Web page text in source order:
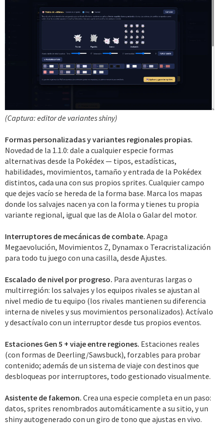
(Captura: editor de variantes shiny)
Formas personalizadas y variantes regionales propias.
Novedad de la 1.1.0: dale a cualquier especie formas
alternativas desde la Pokédex — tipos, estadísticas,
habilidades, movimientos, tamaño y entrada de la Pokédex
distintos, cada una con sus propios sprites. Cualquier campo
que dejes vacío se hereda de la forma base. Marca los mapas
donde los salvajes nacen ya con la forma y tienes tu propia
variante regional, igual que las de Alola o Galar del motor.
Interruptores de mecánicas de combate. Apaga
Megaevolución, Movimientos Z, Dynamax o Teracristalización
para todo tu juego con una casilla, desde Ajustes.
Escalado de nivel por progreso. Para aventuras largas o
multirregión: los salvajes y los equipos rivales se ajustan al
nivel medio de tu equipo (los rivales mantienen su diferencia
interna de niveles y sus movimientos personalizados). Actívalo
y desactívalo con un interruptor desde tus propios eventos.
Estaciones Gen 5 + viaje entre regiones. Estaciones reales
(con formas de Deerling/Sawsbuck), forzables para probar
contenido; además de un sistema de viaje con destinos que
desbloqueas por interruptores, todo gestionado visualmente.
Asistente de fakemon. Crea una especie completa en un paso:
datos, sprites renombrados automáticamente a su sitio, y un
shiny autogenerado con un giro de tono que ajustas en vivo.